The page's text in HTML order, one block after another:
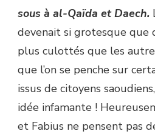
sous à al-Qaïda et Daech.
devenait si grotesque que
plus culottés que les
que l’on se penche sur
issus de citoyens
idée infamante !
et Fabius ne pensent pas